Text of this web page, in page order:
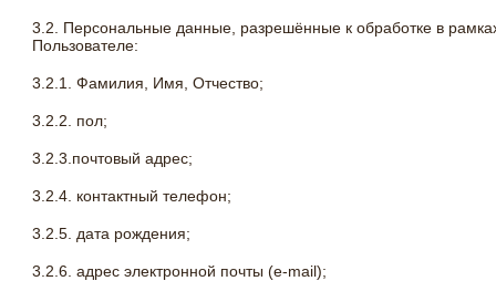
3.2. Персональные данные, разрешённые к обработке в
Пользователе:
3.2.1. Фамилия, Имя, Отчество;
3.2.2. пол;
3.2.3.почтовый адрес;
3.2.4. контактный телефон;
3.2.5. дата рождения;
3.2.6. адрес электронной почты (e-mail);